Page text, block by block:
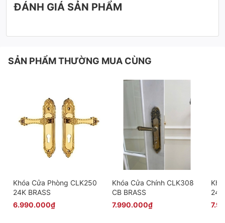
ĐÁNH GIÁ SẢN PHẨM
SẢN PHẨM THƯỜNG MUA CÙNG
Khóa Cửa Phòng CLK250
24K BRASS
6.990.000₫
Khóa Cửa Chính CLK308
CB BRASS
7.990.000₫